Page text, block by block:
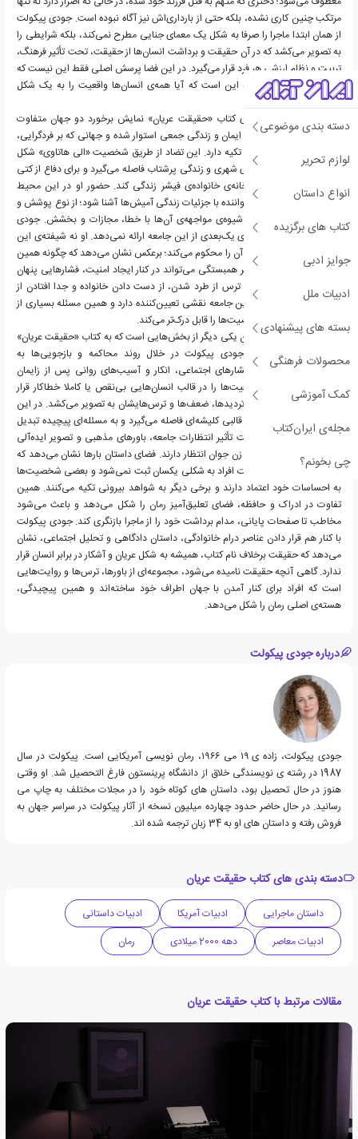
دسته بندی موضوعی
لوازم تحریر
انواع داستان
کتاب های برگزیده
جوایز ادبی
ادبیات ملل
بسته های پیشنهادی
محصولات فرهنگی
کمک آموزشی
مجله‌ی ایران‌کتاب
چی بخونم؟
مرتکب چنین کاری نشده، بلکه حتی از بارداری‌اش نیز آگاه نبوده است. جودی پیکولت
از همان ابتدا ماجرا را صرفا به شکل یک معمای جنایی مطرح نمی‌کند، بلکه شرایطی را
به تصویر می‌کشد که در آن حقیقت و برداشت انسان‌ها از حقیقت، تحت تأثیر فرهنگ،
تربیت و نظام ارزشی هر فرد قرار می‌گیرد. در این فضا پرسش اصلی فقط این نیست که
چه اتفاقی رخ داده، بلکه این است که آیا همه‌ی انسان‌ها واقعیت را به یک شکل
می‌بینند یا خیر.
یکی از مهم‌ترین جنبه‌های کتاب «حقیقت عریان» نمایش برخورد دو جهان متفاوت
است؛ جهانی که بر سنت، ایمان و زندگی جمعی استوار شده و جهانی که بر فردگرایی،
قانون و ساختارهای مدرن تکیه دارد. این تضاد از طریق شخصیت «الی هاتاوی» شکل
می‌گیرد؛ وکیلی که از فضای شهری و زندگی پرشتاب فاصله می‌گیرد و برای دفاع از کتی
ناچار می‌شود مدتی در خانه‌ی خانواده‌ی فیشر زندگی کند. حضور او در این محیط
فرصتی فراهم می‌کند تا خواننده با جزئیات زندگی آمیش‌ها آشنا شود؛ از نوع پوشش و
روابط خانوادگی گرفته تا شیوه‌ی مواجهه‌ی آن‌ها با خطا، مجازات و بخشش. جودی
پیکولت در رمانش تصویری یک‌بعدی از این جامعه ارائه نمی‌دهد. او نه شیفته‌ی این
سبک زندگی می‌شود و نه آن را محکوم می‌کند؛ برعکس نشان می‌دهد که چگونه همین
ساختار منسجم و مبتنی بر همبستگی می‌تواند در کنار ایجاد امنیت، فشارهایی پنهان
نیز به همراه داشته باشد. ترس از طرد شدن، از دست دادن خانواده و جدا افتادن از
اجتماع، در میان اعضای این جامعه نقشی تعیین‌کننده دارد و همین مسئله بسیاری از
سکوت‌ها و انکارهای شخصیت‌ها را قابل درک‌تر می‌کند.
لایه‌ی روان‌شناختی داستان یکی دیگر از بخش‌هایی است که به کتاب «حقیقت عریان»
عمق بیشتری می‌دهد. جودی پیکولت در خلال روند محاکمه و بازجویی‌ها به
موضوعاتی مانند شرم، فشارهای اجتماعی، انکار و آسیب‌های روانی پس از زایمان
نزدیک می‌شود. او شخصیت‌ها را در قالب انسان‌هایی بی‌نقص یا کاملا خطاکار قرار
نمی‌دهد، بلکه آن‌ها را با تردیدها، ضعف‌ها و ترس‌هایشان به تصویر می‌کشد. در این
میان، مفهوم مادری نیز از قالبی کلیشه‌ای فاصله می‌گیرد و به مسئله‌ای پیچیده تبدیل
می‌شود؛ مسئله‌ای که تحت تأثیر انتظارات جامعه، باورهای مذهبی و تصویر ایده‌آلی
قرار دارد که دیگران از یک زن جوان انتظار دارند. فضای داستان بارها نشان می‌دهد که
حقیقت همیشه در خاطرات افراد به شکلی یکسان ثبت نمی‌شود و بعضی شخصیت‌ها
به احساسات خود اعتماد دارند و برخی دیگر به شواهد بیرونی تکیه می‌کنند. همین
تفاوت در ادراک و حافظه، فضای تعلیق‌آمیز رمان را شکل می‌دهد و باعث می‌شود
مخاطب تا صفحات پایانی، مدام برداشت خود را از ماجرا بازنگری کند. جودی پیکولت
با کنار هم قرار دادن عناصر درام خانوادگی، داستان دادگاهی و تحلیل اجتماعی، نشان
می‌دهد که حقیقت برخلاف نام کتاب، همیشه به شکل عریان و آشکار در برابر انسان قرار
ندارد. گاهی آنچه حقیقت نامیده می‌شود، مجموعه‌ای از باورها، ترس‌ها و روایت‌هایی
است که افراد برای کنار آمدن با جهان اطراف خود ساخته‌اند و همین پیچیدگی،
هسته‌ی اصلی رمان را شکل می‌دهد.
درباره جودی پیکولت
جودی پیکولت، زاده ی ۱۹ می ۱۹۶۶، رمان نویسی آمریکایی است. پیکولت در سال
1987 در رشته ی نویسندگی خلاق از دانشگاه پرینستون فارغ التحصیل شد. او وقتی
هنوز در حال تحصیل بود، داستان های کوتاه خود را در مجلات مختلف به چاپ می
رسانید. در حال حاضر حدود چهارده میلیون نسخه از آثار پیکولت در سراسر جهان به
فروش رفته و داستان های او به 34 زبان ترجمه شده اند.
دسته بندی های کتاب حقیقت عریان
داستان ماجرایی ادبیات آمریکا
ادبیات داستانی
ادبیات معاصر
دهه 2000 میلادی رمان
مقالات مرتبط با کتاب حقیقت عریان